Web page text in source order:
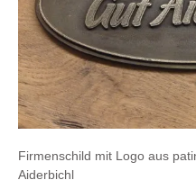
Firmenschild mit Logo aus
Aiderbichl